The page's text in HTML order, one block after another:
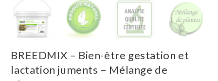
BREEDMIX – Bien-être gestation et
lactation juments – Mélange de